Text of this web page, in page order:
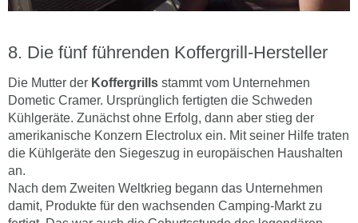
Die fünf führenden Koffergrill-Hersteller
Die Mutter der Koffergrills stammt vom Unternehmen
Dometic Cramer. Ursprünglich fertigten die Schweden
Kühlgeräte. Zunächst ohne Erfolg, dann aber stieg der
amerikanische Konzern Electrolux ein. Mit seiner Hilfe traten
die Kühlgeräte den Siegeszug in europäischen Haushalten
an.
Nach dem Zweiten Weltkrieg begann das Unternehmen
damit, Produkte für den wachsenden Camping-Markt zu